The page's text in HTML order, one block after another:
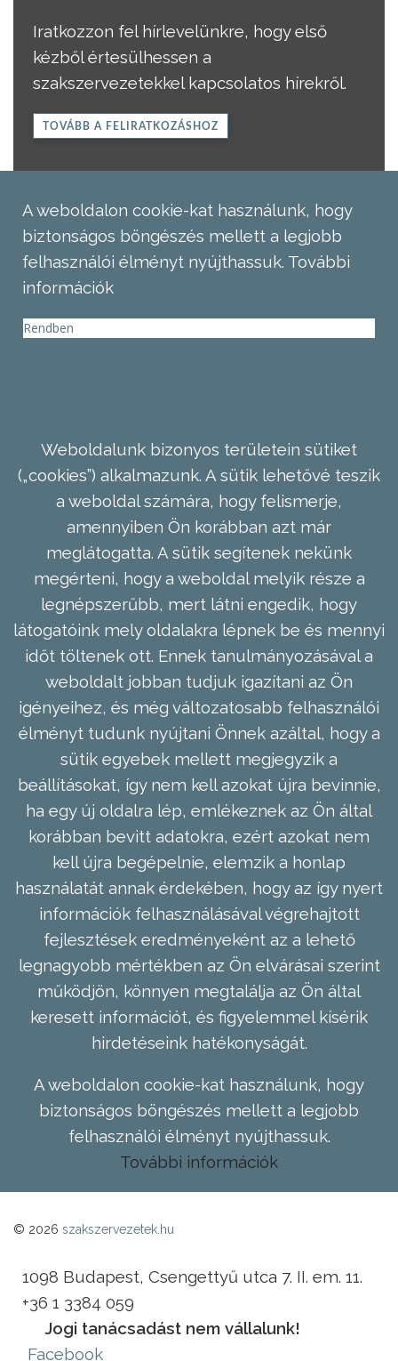
Iratkozzon fel hírlevelünkre, hogy első
kézből értesülhessen a
szakszervezetekkel kapcsolatos hírekről.
TOVÁBB A FELIRATKOZÁSHOZ
A weboldalon cookie-kat használunk, hogy
biztonságos böngészés mellett a legjobb
felhasználói élményt nyújthassuk. További
információk
Rendben
Weboldalunk bizonyos területein sütiket
(„cookies”) alkalmazunk. A sütik lehetővé teszik
a weboldal számára, hogy felismerje,
amennyiben Ön korábban azt már
meglátogatta. A sütik segítenek nekünk
megérteni, hogy a weboldal melyik része a
legnépszerűbb, mert látni engedik, hogy
látogatóink mely oldalakra lépnek be és mennyi
időt töltenek ott. Ennek tanulmányozásával a
weboldalt jobban tudjuk igazítani az Ön
igényeihez, és még változatosabb felhasználói
élményt tudunk nyújtani Önnek azáltal, hogy a
sütik egyebek mellett megjegyzik a
beállításokat, így nem kell azokat újra bevinnie,
ha egy új oldalra lép, emlékeznek az Ön által
korábban bevitt adatokra, ezért azokat nem
kell újra begépelnie, elemzik a honlap
használatát annak érdekében, hogy az így nyert
információk felhasználásával végrehajtott
fejlesztések eredményeként az a lehető
legnagyobb mértékben az Ön elvárásai szerint
működjön, könnyen megtalálja az Ön által
keresett információt, és figyelemmel kísérik
hirdetéseink hatékonyságát.
A weboldalon cookie-kat használunk, hogy
biztonságos böngészés mellett a legjobb
felhasználói élményt nyújthassuk.
További információk
© 2026 szakszervezetek.hu
1098 Budapest, Csengettyű utca 7. II. em. 11.
+36 1 3384 059
Jogi tanácsadást nem vállalunk!
Facebook